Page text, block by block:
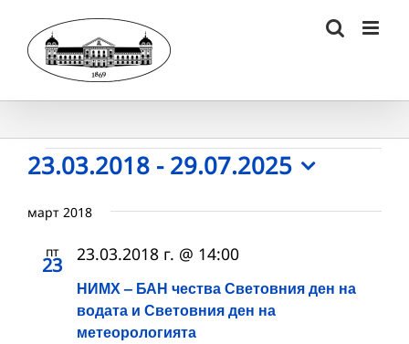
content
Събития
23.03.2018 - 29.07.2025
date.
март 2018
пт
23
НИМХ – БАН чества Световния ден на
водата и Световния ден на
метеорологията
23.03.2018 г. @ 14:00